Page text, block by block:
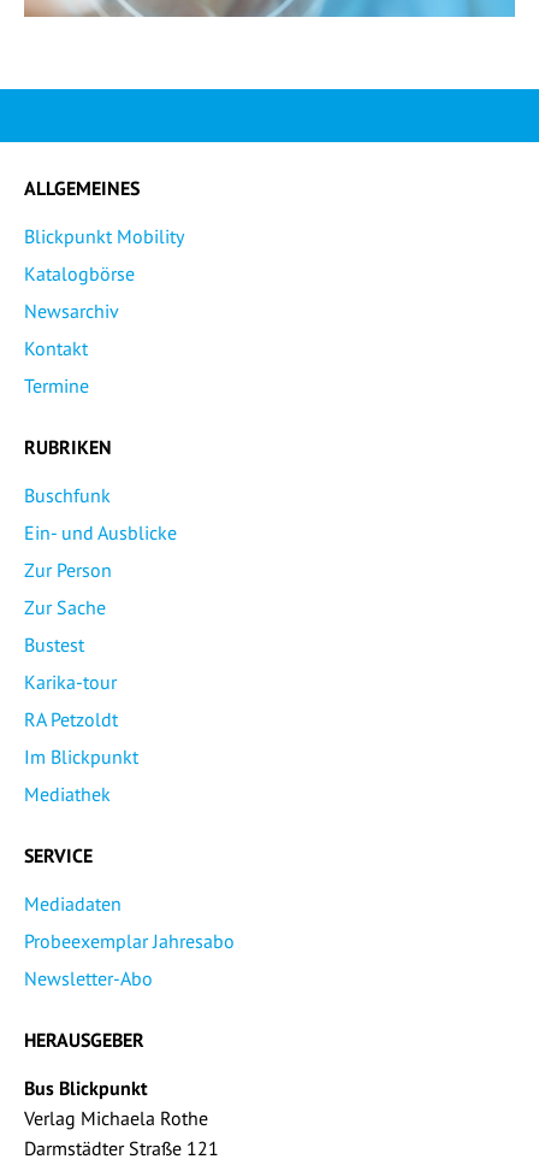
ALLGEMEINES
Blickpunkt Mobility
Katalogbörse
Newsarchiv
Kontakt
Termine
RUBRIKEN
Buschfunk
Ein- und Ausblicke
Zur Person
Zur Sache
Bustest
Karika-tour
RA Petzoldt
Im Blickpunkt
Mediathek
SERVICE
Mediadaten
Probeexemplar Jahresabo
Newsletter-Abo
HERAUSGEBER
Bus Blickpunkt
Verlag Michaela Rothe
Darmstädter Straße 121